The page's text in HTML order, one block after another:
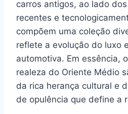
carros antigos, ao lado
recentes e
compõem uma coleção
reflete a evolução do luxo
automotiva. Em essência,
realeza do Oriente Médio
da rica herança cultural e
de opulência que define a